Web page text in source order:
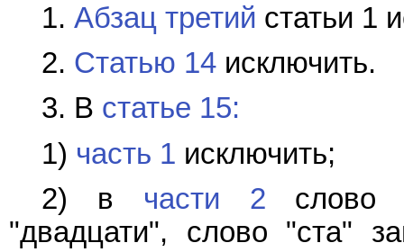
1. Абзац третий статьи 1
2. Статью 14 исключить.
3. В статье 15:
1) часть 1 исключить;
2) в части 2 слово
"двадцати", слово "ста"